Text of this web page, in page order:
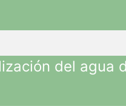
del agua